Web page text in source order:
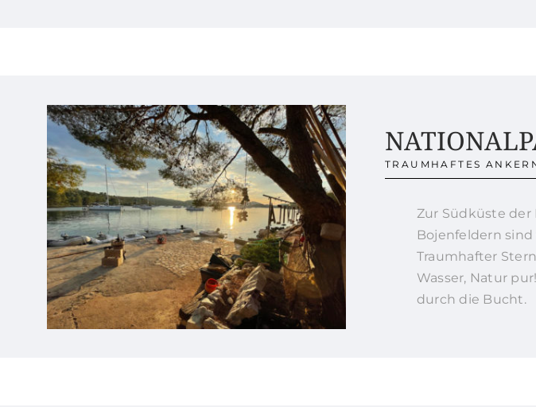
TRAUMHAFTES
Zur Südküste der
Bojenfeldern
Traumhafter
Wasser, Natur
durch die Bucht.